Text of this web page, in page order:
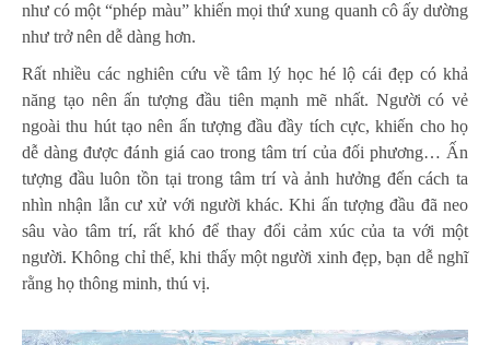
như có một “phép màu” khiến mọi thứ xung quanh cô ấy dường
như trở nên dễ dàng hơn.
Rất nhiều các nghiên cứu về tâm lý học hé lộ cái đẹp có khả
năng tạo nên ấn tượng đầu tiên mạnh mẽ nhất. Người có vẻ
ngoài thu hút tạo nên ấn tượng đầu đầy tích cực, khiến cho họ
dễ dàng được đánh giá cao trong tâm trí của đối phương… Ấn
tượng đầu luôn tồn tại trong tâm trí và ảnh hưởng đến cách ta
nhìn nhận lẫn cư xử với người khác. Khi ấn tượng đầu đã neo
sâu vào tâm trí, rất khó để thay đổi cảm xúc của ta với một
người. Không chỉ thế, khi thấy một người xinh đẹp, bạn dễ nghĩ
rằng họ thông minh, thú vị.